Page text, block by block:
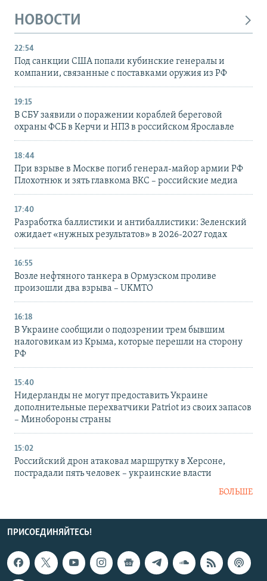
НОВОСТИ
22:54
Под санкции США попали кубинские генералы и
компании, связанные с поставками оружия из РФ
19:15
В СБУ заявили о поражении кораблей береговой
охраны ФСБ в Керчи и НПЗ в российском Ярославле
18:44
При взрыве в Москве погиб генерал-майор армии РФ
Плохотнюк и зять главкома ВКС – российские медиа
17:40
Разработка баллистики и антибаллистики: Зеленский
ожидает «нужных результатов» в 2026-2027 годах
16:55
Возле нефтяного танкера в Ормузском проливе
произошли два взрыва – UKMTO
16:18
В Украине сообщили о подозрении трем бывшим
налоговикам из Крыма, которые перешли на сторону
РФ
15:40
Нидерланды не могут предоставить Украине
дополнительные перехватчики Patriot из своих запасов
– Минобороны страны
15:02
Российский дрон атаковал маршрутку в Херсоне,
пострадали пять человек – украинские власти
БОЛЬШЕ
ПРИСОЕДИНЯЙТЕСЬ!